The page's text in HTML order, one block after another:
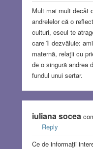
Mult mai mult decât
andrelelor că o
culturi, eseul te
care îl dezvăluie:
maternă, relaţii cu
de o singură andrea
fundul unui sertar.
iuliana socea
Reply
Ce de informaţii